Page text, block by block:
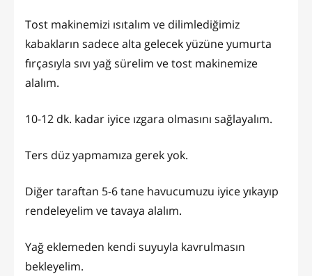
Tost makinemizi ısıtalım ve dilimlediğimiz
kabakların sadece alta gelecek yüzüne yumurta
fırçasıyla sıvı yağ sürelim ve tost makinemize
alalım.
10-12 dk. kadar iyice ızgara olmasını sağlayalım.
Ters düz yapmamıza gerek yok.
Diğer taraftan 5-6 tane havucumuzu iyice yıkayıp
rendeleyelim ve tavaya alalım.
Yağ eklemeden kendi suyuyla kavrulmasın
bekleyelim.